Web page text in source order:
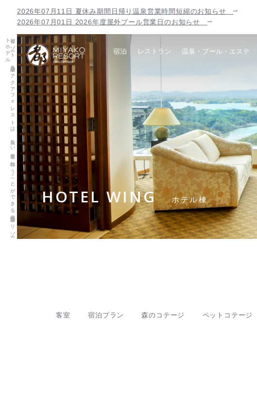
都リ
ゾ
ート
奥志摩
ア
ク
ア
フ
ォ
レ
ス
ト
は
、
美し
い
自然を
味わ
う
こ
と
が
で
き
る
伊勢志摩の
リ
ゾ
ー
ト
ホ
テ
ル 宿泊 レストラン 温泉・プール・エステ
HOTEL WING ホテル棟
2026年07月11日 夏休み期間日帰り温泉営業時間短縮のお知らせ
2026年07月01日 2026年度屋外プール営業日のお知らせ
客室 宿泊プラン 森のコテージ ペットコテージ